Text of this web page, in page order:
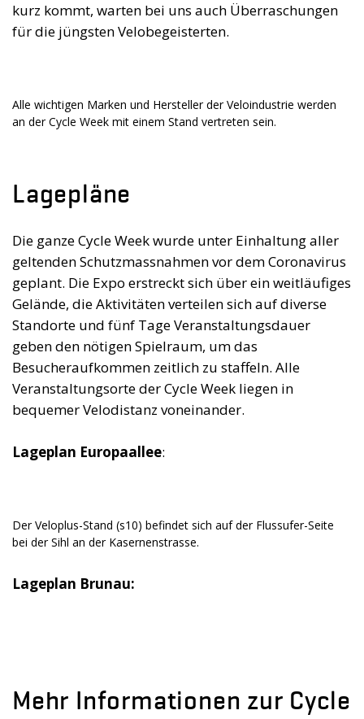
kurz kommt, warten bei uns auch Überraschungen
für die jüngsten Velobegeisterten.
Alle wichtigen Marken und Hersteller der Veloindustrie werden
an der Cycle Week mit einem Stand vertreten sein.
Lagepläne
Die ganze Cycle Week wurde unter Einhaltung aller
geltenden Schutzmassnahmen vor dem Coronavirus
geplant. Die Expo erstreckt sich über ein weitläufiges
Gelände, die Aktivitäten verteilen sich auf diverse
Standorte und fünf Tage Veranstaltungsdauer
geben den nötigen Spielraum, um das
Besucheraufkommen zeitlich zu staffeln. Alle
Veranstaltungsorte der Cycle Week liegen in
bequemer Velodistanz voneinander.
Lageplan Europaallee:
Der Veloplus-Stand (s10) befindet sich auf der Flussufer-Seite
bei der Sihl an der Kasernenstrasse.
Lageplan Brunau:
Mehr Informationen zur Cycle